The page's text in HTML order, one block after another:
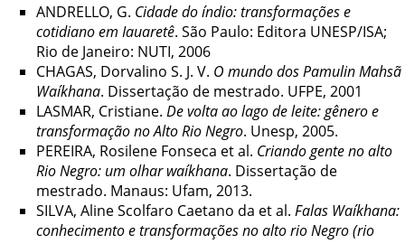
ANDRELLO, G. Cidade do índio: transformações e
cotidiano em Iauaretê. São Paulo: Editora UNESP/ISA;
Rio de Janeiro: NUTI, 2006
CHAGAS, Dorvalino S. J. V. O mundo dos Pamulin Mahsã
Waíkhana. Dissertação de mestrado. UFPE, 2001
LASMAR, Cristiane. De volta ao lago de leite: gênero e
transformação no Alto Rio Negro. Unesp, 2005.
PEREIRA, Rosilene Fonseca et al. Criando gente no alto
Rio Negro: um olhar waíkhana. Dissertação de
mestrado. Manaus: Ufam, 2013.
SILVA, Aline Scolfaro Caetano da et al. Falas Waíkhana:
conhecimento e transformações no alto rio Negro (rio